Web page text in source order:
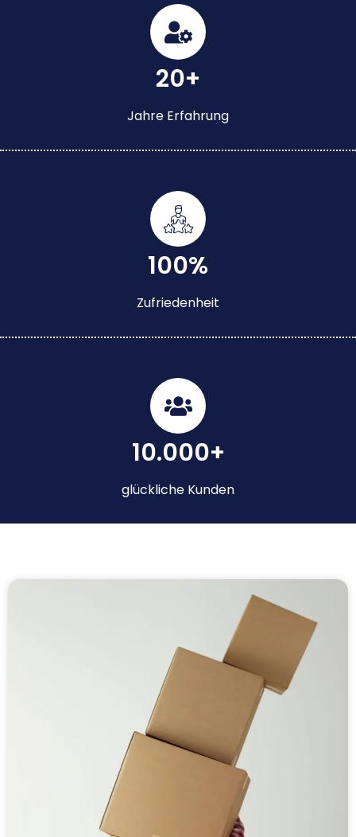
20+
Jahre Erfahrung
100%
Zufriedenheit
10.000+
glückliche Kunden